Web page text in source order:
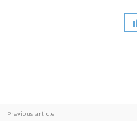
Previous article